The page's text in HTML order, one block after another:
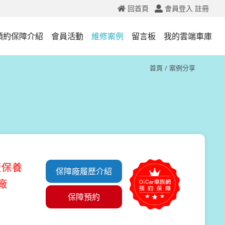
會員登入 註冊
回首頁
約保障介紹 會員活動 維修案例 留言板 我的雲端車庫
首頁 案例分享
養
保障廠履歷介紹
保障預約